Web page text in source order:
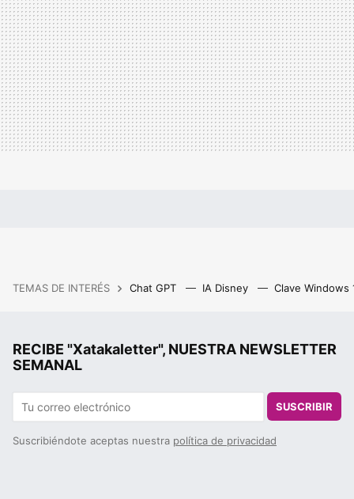
TEMAS DE INTERÉS Chat GPT IA Disney Clave Windows
RECIBE "Xatakaletter", NUESTRA NEWSLETTER
SEMANAL
SUSCRIBIR
Suscribiéndote aceptas nuestra política de privacidad